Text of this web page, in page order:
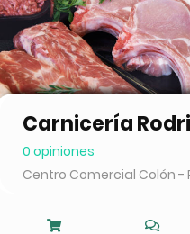
Carnicería
0 opiniones
Centro Comercial Colón -